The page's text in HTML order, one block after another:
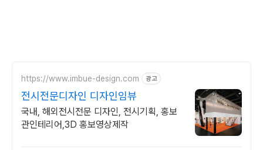
https://www.imbue-design.com 광고
전시전문디자인 디자인임뷰
국내, 해외전시전문 디자인, 전시기획, 홍보
관인테리어,3D 홍보영상제작